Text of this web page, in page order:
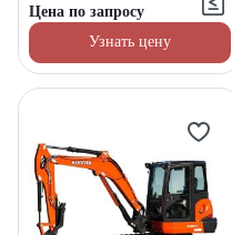
Цена по запросу
Узнать цену